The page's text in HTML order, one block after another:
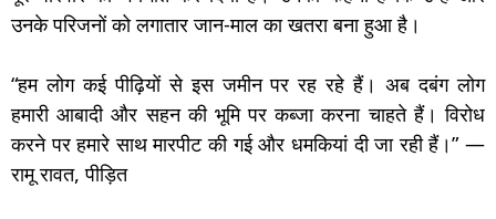
उनके परिजनों को लगातार जान-माल का खतरा बना हुआ है।
“हम लोग कई पीढ़ियों से इस जमीन पर रह रहे हैं। अब दबंग लोग
हमारी आबादी और सहन की भूमि पर कब्जा करना चाहते हैं। विरोध
करने पर हमारे साथ मारपीट की गई और धमकियां दी जा रही हैं।” —
रामू रावत, पीड़ित